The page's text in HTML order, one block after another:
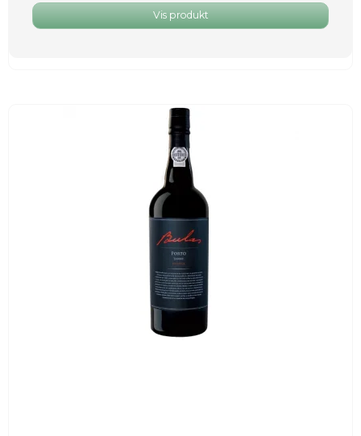
Vis produkt